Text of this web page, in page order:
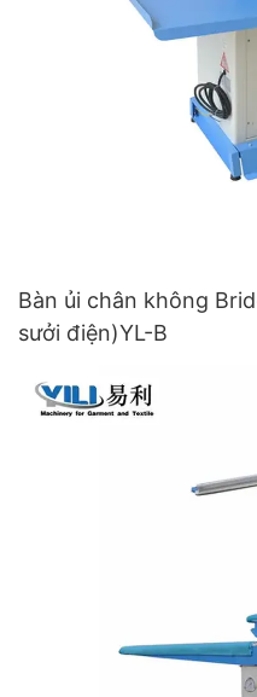
Bàn ủi chân không
sưởi điện)YL-B